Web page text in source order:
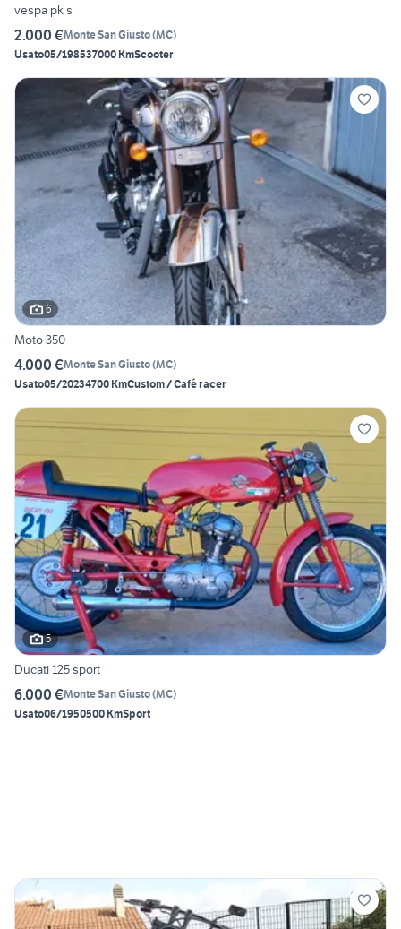
vespa pk s
2.000 €Monte San Giusto(MC)
Usato05/198537000 KmScooter
6
Moto 350
4.000 €Monte San Giusto(MC)
Usato05/20234700 KmCustom / Café racer
5
Ducati 125 sport
6.000 €Monte San Giusto(MC)
Usato06/1950500 KmSport